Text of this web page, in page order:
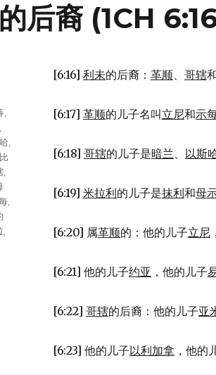
后裔 (1CH
[6:16] 利未的后裔： 革顺、 哥辖
[6:17] 革顺的儿子名叫 立尼和示
[6:18] 哥辖的儿子是暗兰、 以斯
[6:19] 米拉利的儿子是抹利和母
[6:20] 属革顺的：他的儿子立尼
[6:21] 他的儿子约亚 ，他的儿子
[6:22] 哥辖的后裔：他的儿子亚
[6:23] 他的儿子以利加拿，他的